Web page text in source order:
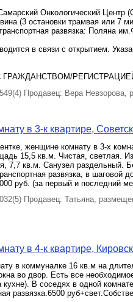
Онкологический Центр
(3 остановки трамвая или 7
развязка: Поляна
в связи с открытием.
РЕГИСТРАЦИЕЙ
Продавец: Вера Невзорова,
в 3-к квартире,
женщине комнату в 3-х
15,5 кв.м. Чистая, светлая.
7,7 кв.м. Санузел раздельный.
развязка, в шаговой
руб. (за первый и последний
Продавец: Татьяна,
в 4-к квартире,
в коммуналке 16 кв.м на
во двор. Есть все
кухне). В соседях в одной
развязка.6500